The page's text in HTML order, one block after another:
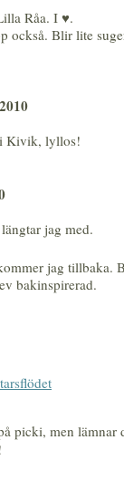
Råa. I ♥.
också. Blir lite
i Kivik, lyllos!
jag med.
jag tillbaka.
bakinspirerad.
picki, men lämnar